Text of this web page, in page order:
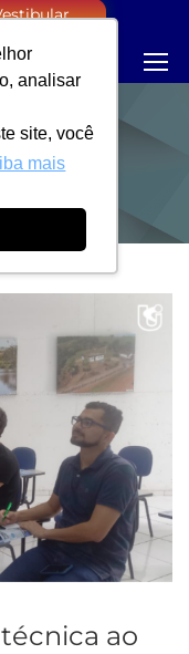
analisar
site, você
mais
ao